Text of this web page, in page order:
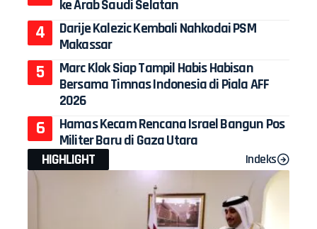
ke Arab Saudi Selatan
Darije Kalezic Kembali Nahkodai PSM
Makassar
Marc Klok Siap Tampil Habis Habisan
Bersama Timnas Indonesia di Piala AFF
2026
Hamas Kecam Rencana Israel Bangun Pos
Militer Baru di Gaza Utara
HIGHLIGHT
Indeks